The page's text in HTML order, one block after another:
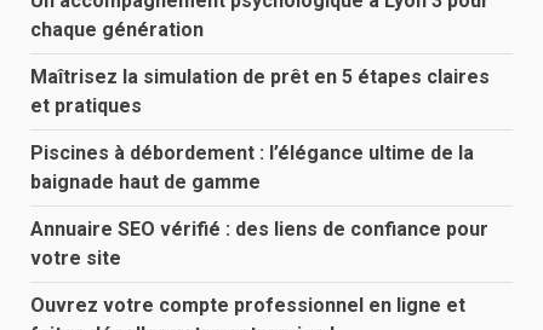
chaque génération
Maîtrisez la simulation de prêt en 5 étapes claires
et pratiques
Piscines à débordement : l’élégance ultime de la
baignade haut de gamme
Annuaire SEO vérifié : des liens de confiance pour
votre site
Ouvrez votre compte professionnel en ligne et